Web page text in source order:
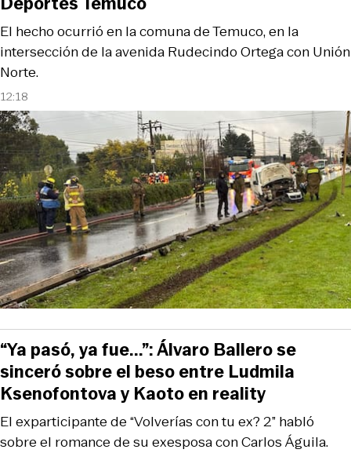
12:18
El hecho ocurrió en la comuna de Temuco, en la
intersección de la avenida Rudecindo Ortega con Unión
Norte.
El exparticipante de “Volverías con tu ex? 2” habló
sobre el romance de su exesposa con Carlos Águila.
“Ya pasó, ya fue...”: Álvaro Ballero se
sinceró sobre el beso entre Ludmila
Ksenofontova y Kaoto en reality